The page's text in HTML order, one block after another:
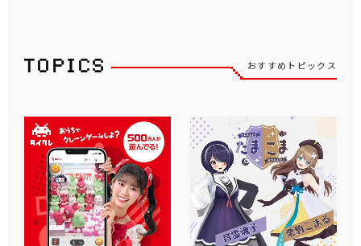
おすすめトピックス